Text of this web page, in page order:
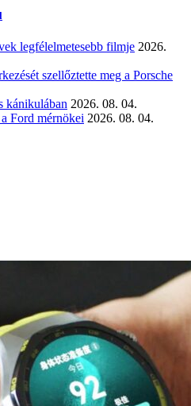
legfélelmetesebb filmje 2026.
szellőztette meg a Porsche
kánikulában 2026. 08. 04.
Ford mérnökei 2026. 08. 04.